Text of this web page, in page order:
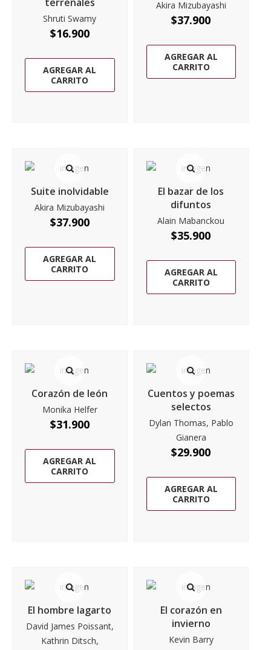
terrenales
Shruti Swamy
$16.900
AGREGAR AL
CARRITO
Akira Mizubayashi
$37.900
AGREGAR AL
CARRITO
Suite inolvidable
Akira Mizubayashi
$37.900
AGREGAR AL
CARRITO
El bazar de los
difuntos
Alain Mabanckou
$35.900
AGREGAR AL
CARRITO
Corazón de león
Monika Helfer
$31.900
AGREGAR AL
CARRITO
Cuentos y poemas
selectos
Dylan Thomas, Pablo
Gianera
$29.900
AGREGAR AL
CARRITO
El hombre lagarto
David James Poissant,
Kathrin Ditsch,
El corazón en
invierno
Kevin Barry